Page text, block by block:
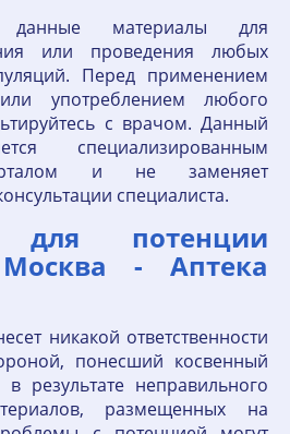
данные материалы для
или проведения любых
Перед применением
употреблением любого
с врачом. Данный
специализированным
и не заменяет
специалиста.
для потенции
- Аптека
никакой ответственности
понесший косвенный
результате неправильного
размещенных на